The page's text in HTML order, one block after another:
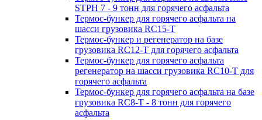
STPH 7 - 9 тонн для горячего асфальта
Термос-бункер для горячего асфальта на
шасси грузовика RC15-T
Термос-бункер и регенератор на базе
грузовика RC12-T для горячего асфальта
Термос-бункер для горячего асфальта
регенератор на шасси грузовика RC10-T для
горячего асфальта
Термос-бункер для горячего асфальта на базе
грузовика RC8-T - 8 тонн для горячего
асфальта